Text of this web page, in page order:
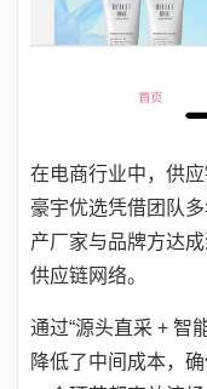
在电商行业中，供
豪宇优选凭借团队
产厂家与品牌方达
供应链网络。
通过“源头直采 + 智
降低了中间成本，